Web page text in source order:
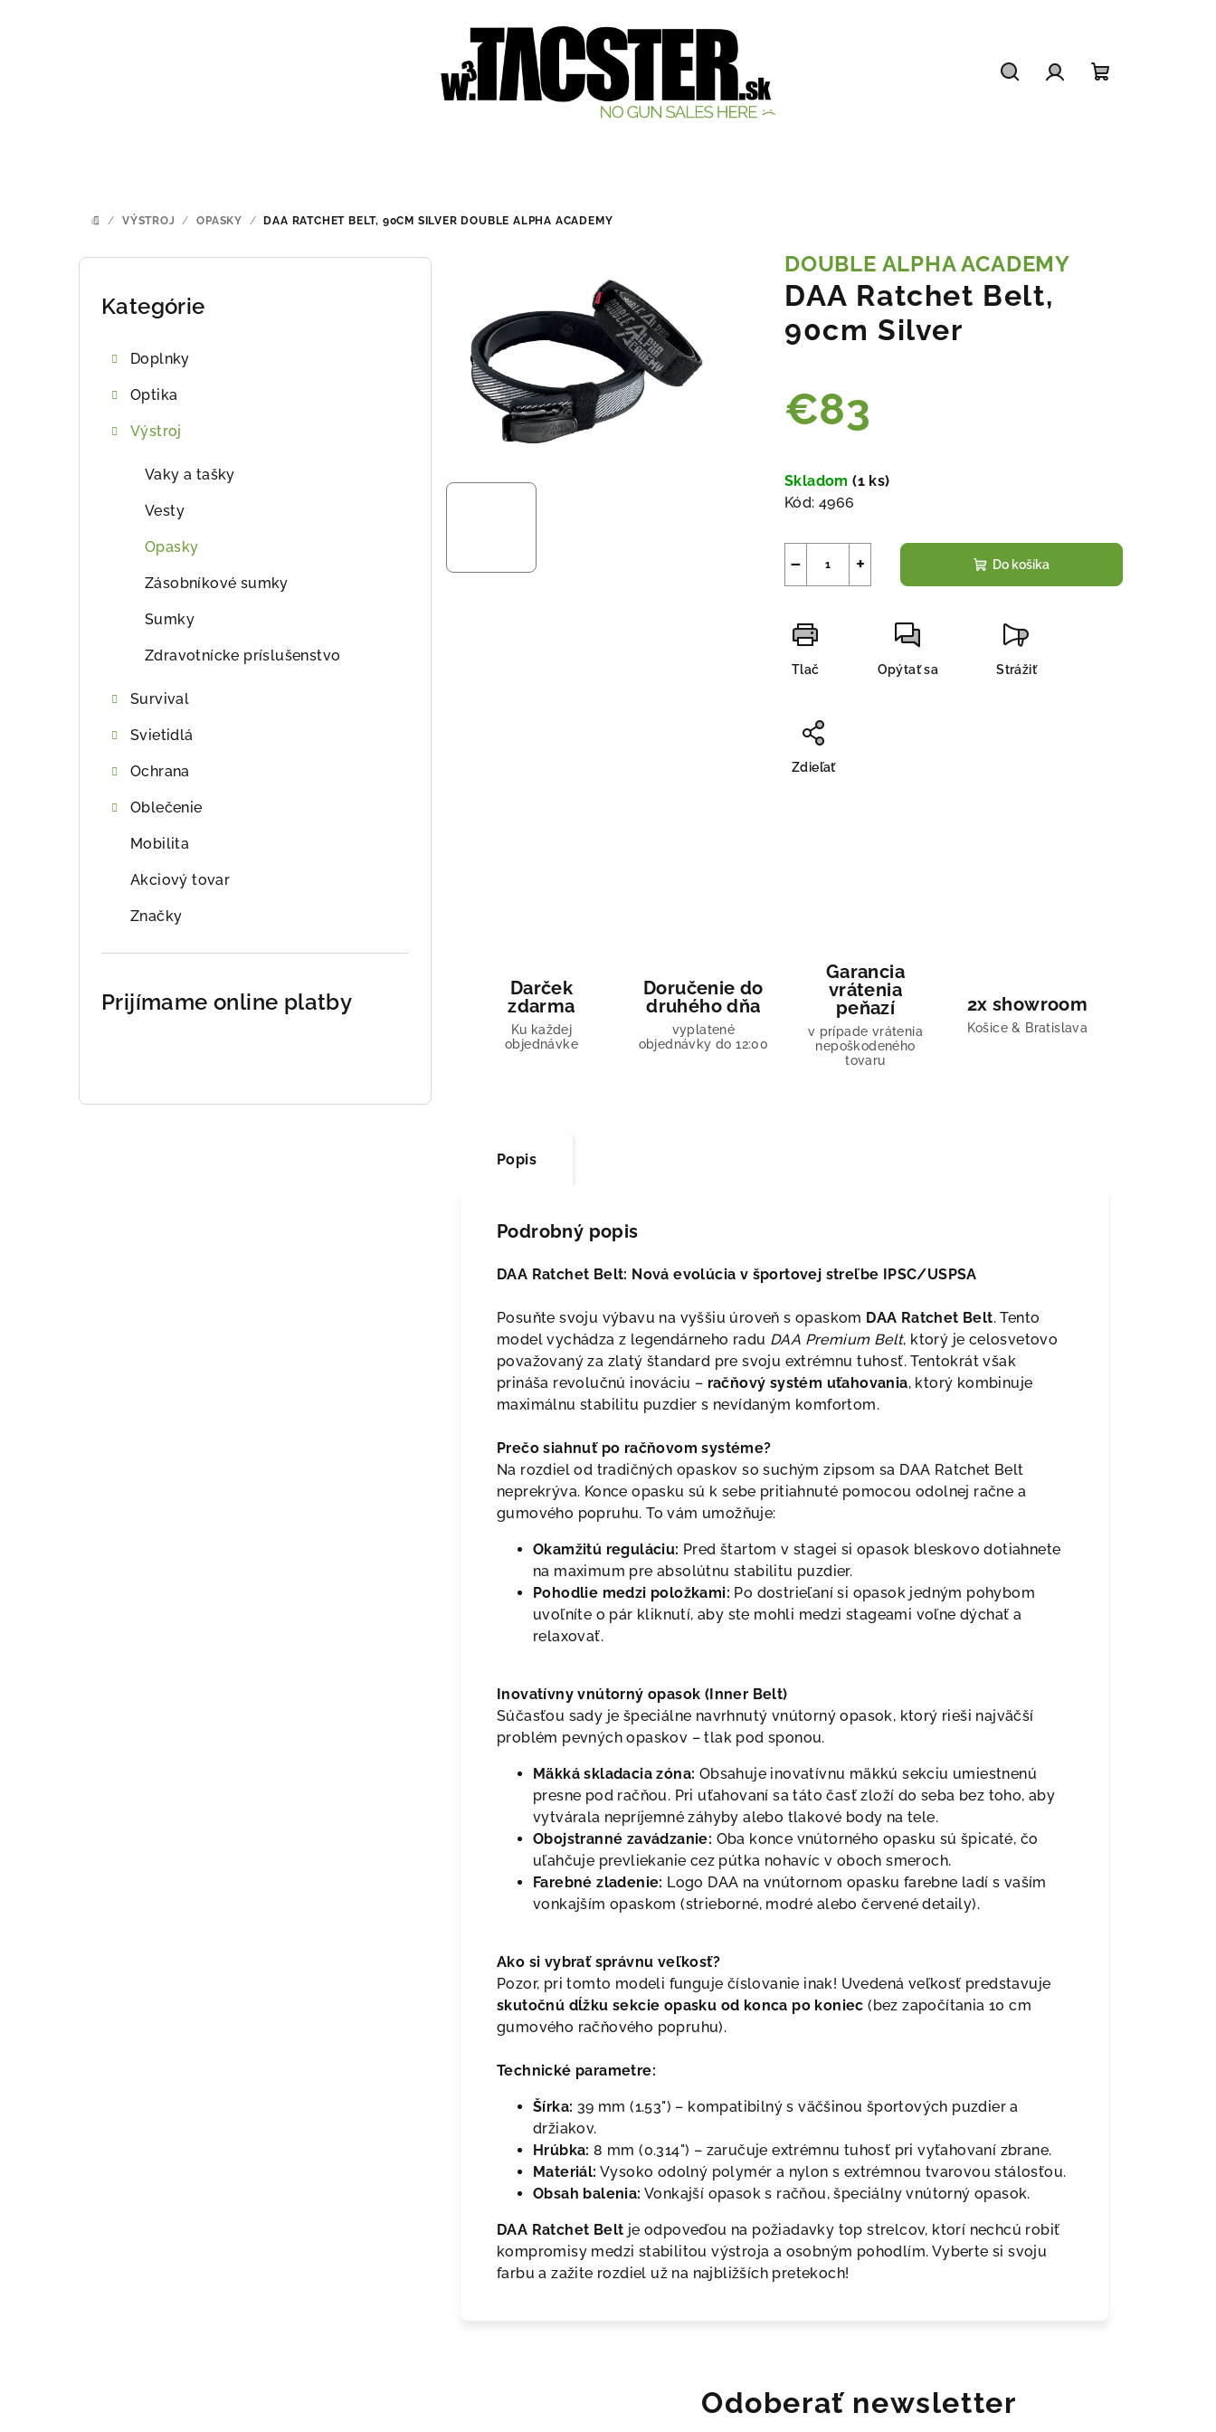
DOMOV
/ VÝSTROJ / OPASKY / DAA RATCHET BELT, 90CM SILVER DOUBLE ALPHA ACADEMY
B
Preskočiť
Kategórie
Doplnky
Optika
Výstroj
Vaky a tašky
Vesty
Opasky
Zásobníkové sumky
Sumky
Zdravotnícke príslušenstvo
Survival
Svietidlá
Ochrana
Oblečenie
Mobilita
Akciový tovar
Značky
Prijímame online platby
DOUBLE ALPHA ACADEMY
DAA Ratchet Belt,
90cm Silver
€83
cena:
Skladom(1 ks)
Kód: 4966
+
− Do košíka
Tlač Opýtať sa Strážiť
Zdieľať
Darček
zdarma
Ku každej
objednávke
Doručenie do
druhého dňa
vyplatené
objednávky do 12:00
Garancia
vrátenia
peňazí
v prípade vrátenia
nepoškodeného
tovaru
2x showroom
Košice & Bratislava
Popis
Podrobný popis
DAA Ratchet Belt: Nová evolúcia v športovej streľbe IPSC/USPSA
Posuňte svoju výbavu na vyššiu úroveň s opaskom DAA Ratchet Belt. Tento
model vychádza z legendárneho radu DAA Premium Belt, ktorý je celosvetovo
považovaný za zlatý štandard pre svoju extrémnu tuhosť. Tentokrát však
prináša revolučnú inováciu – račňový systém uťahovania, ktorý kombinuje
maximálnu stabilitu puzdier s nevídaným komfortom.
Prečo siahnuť po račňovom systéme?
Na rozdiel od tradičných opaskov so suchým zipsom sa DAA Ratchet Belt
neprekrýva. Konce opasku sú k sebe pritiahnuté pomocou odolnej račne a
gumového popruhu. To vám umožňuje:
Okamžitú reguláciu: Pred štartom v stagei si opasok bleskovo dotiahnete
na maximum pre absolútnu stabilitu puzdier.
Pohodlie medzi položkami: Po dostrieľaní si opasok jedným pohybom
uvoľníte o pár kliknutí, aby ste mohli medzi stageami voľne dýchať a
relaxovať.
Inovatívny vnútorný opasok (Inner Belt)
Súčasťou sady je špeciálne navrhnutý vnútorný opasok, ktorý rieši najväčší
problém pevných opaskov – tlak pod sponou.
Mäkká skladacia zóna: Obsahuje inovatívnu mäkkú sekciu umiestnenú
presne pod račňou. Pri uťahovaní sa táto časť zloží do seba bez toho, aby
vytvárala nepríjemné záhyby alebo tlakové body na tele.
Obojstranné zavádzanie: Oba konce vnútorného opasku sú špicaté, čo
uľahčuje prevliekanie cez pútka nohavíc v oboch smeroch.
Farebné zladenie: Logo DAA na vnútornom opasku farebne ladí s vaším
vonkajším opaskom (strieborné, modré alebo červené detaily).
Ako si vybrať správnu veľkosť?
Pozor, pri tomto modeli funguje číslovanie inak! Uvedená veľkosť predstavuje
skutočnú dĺžku sekcie opasku od konca po koniec (bez započítania 10 cm
gumového račňového popruhu).
Technické parametre:
Šírka: 39 mm (1.53") – kompatibilný s väčšinou športových puzdier a
držiakov.
Hrúbka: 8 mm (0.314") – zaručuje extrémnu tuhosť pri vyťahovaní zbrane.
Materiál: Vysoko odolný polymér a nylon s extrémnou tvarovou stálosťou.
Obsah balenia: Vonkajší opasok s račňou, špeciálny vnútorný opasok.
DAA Ratchet Belt je odpoveďou na požiadavky top strelcov, ktorí nechcú robiť
kompromisy medzi stabilitou výstroja a osobným pohodlím. Vyberte si svoju
farbu a zažite rozdiel už na najbližších pretekoch!
Odoberať newsletter